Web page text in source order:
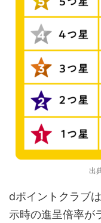
出
dポイントクラブ
示時の進呈倍率が